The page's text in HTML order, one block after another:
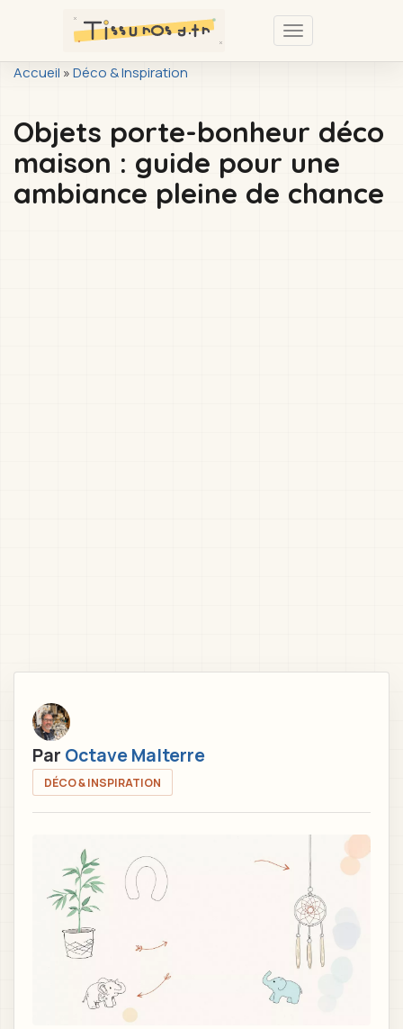
principal
Toggle
You
here
Accueil »Déco & Inspiration
Objets porte-bonheur déco
maison : guide pour une
ambiance pleine de chance
Par Octave Malterre
DÉCO & INSPIRATION